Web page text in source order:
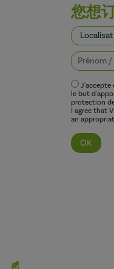
您想
J'accepte
le but
protection
I agree that
an